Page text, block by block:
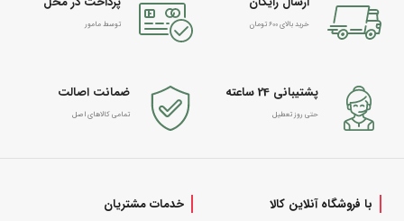
خرید بالای 600 تومان توسط مامور
پشتیبانی 24 ساعته
حتی روز تعطیل
ضمانت اصالت
تمامی کالاهای اصل
با فروشگاه آنلاین کالا
خدمات مشتریان